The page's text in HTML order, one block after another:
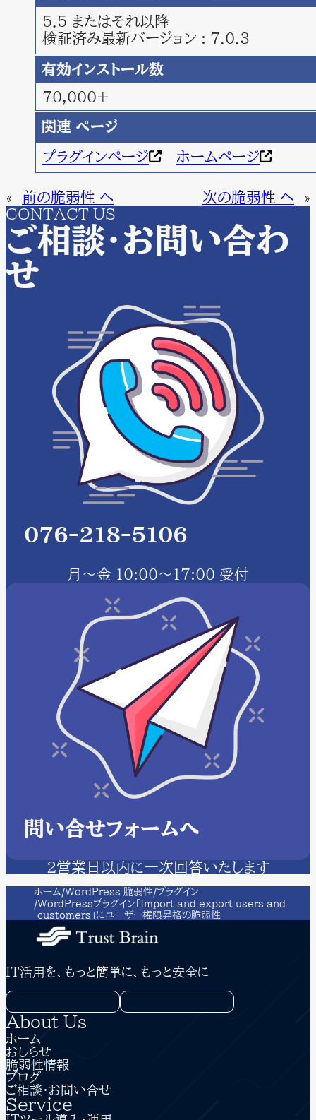
5.5 またはそれ以降
検証済み最新バージョン : 7.0.3
有効インストール数
70,000+
関連 ページ
プラグインページ ホームページ
« 前の脆弱性 へ 次の脆弱性 へ
»
CONTACT US
ご相談・お問い合わ
せ
076-218-5106
月～金 10:00～17:00 受付
問い合せフォームへ
２営業日以内に一次回答いたします
ホーム WordPress 脆弱性 プラグイン
WordPressプラグイン「Import and export users and
customers」にユーザー権限昇格の脆弱性
IT活用を、もっと簡単に、もっと安全に
About Us
ホーム
おしらせ
脆弱性情報
ブログ
ご相談・お問い合せ
Service